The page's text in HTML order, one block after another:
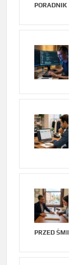
PORADNIK
PRZED